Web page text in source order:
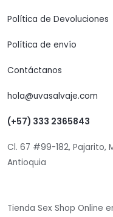
Política de Devoluciones
Política de envío
Contáctanos
hola@uvasalvaje.com
(+57) 333 2365843
Cl. 67 #99-182, Pajarito,
Antioquia
Tienda Sex Shop Online